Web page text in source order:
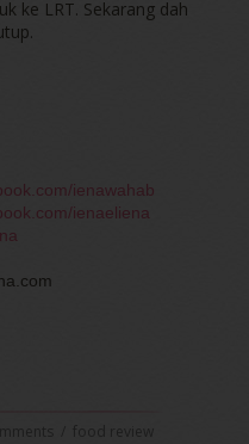
ke LRT. Sekarang dah
ienawahab
ienaeliena
food review